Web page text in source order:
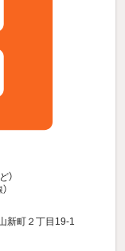
）
新町２丁目19-1